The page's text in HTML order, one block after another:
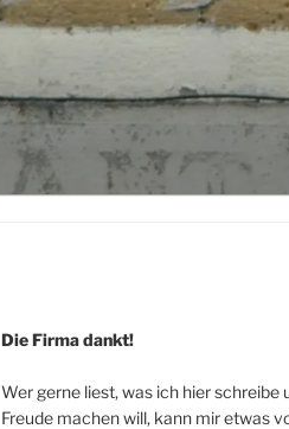
Die Firma dankt!
Wer gerne liest, was ich hier schreibe
Freude machen will, kann mir etwas